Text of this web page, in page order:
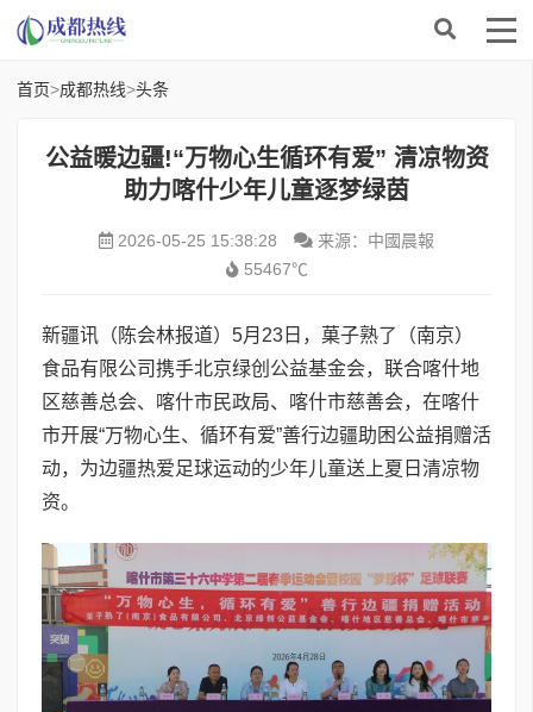
首页>成都热线>头条
公益暖边疆!“万物心生循环有爱” 清凉物资
助力喀什少年儿童逐梦绿茵
2026-05-25 15:38:28
来源：中國晨報
55467℃
新疆讯（陈会林报道）5月23日，菓子熟了（南京）
食品有限公司携手北京绿创公益基金会，联合喀什地
区慈善总会、喀什市民政局、喀什市慈善会，在喀什
市开展“万物心生、循环有爱”善行边疆助困公益捐赠活
动，为边疆热爱足球运动的少年儿童送上夏日清凉物
资。